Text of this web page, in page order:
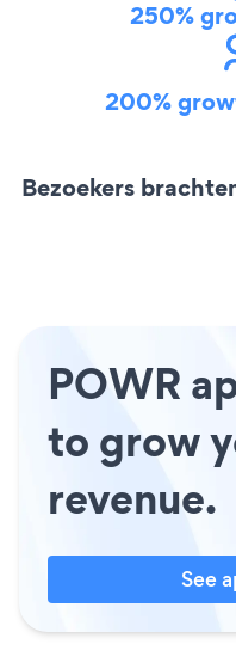
250%
200%
Bezoekers
POWR
to grow
revenue.
See